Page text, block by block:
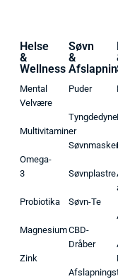
Helse
&
Wellness
Mental
Velvære
Multivitaminer
Omega-
3
Probiotika
Magnesium
Zink
Søvn
&
Puder
Søvnmasker
Søvnplastre
Søvn-Te
CBD-
Dråber